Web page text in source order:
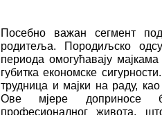
Посебно важан сегмент
родитеља. Породиљско
периода омогућавају
губитка економске
трудница и мајки на раду,
Ове мјере доприносе
професионалног живота,